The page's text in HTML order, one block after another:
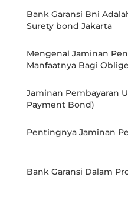
Bank Garansi Bni
Surety bond Jakarta
Mengenal Jaminan
Manfaatnya Bagi Oblige
Jaminan Pembayaran
Payment Bond)
Pentingnya Jaminan
Bank Garansi Dalam